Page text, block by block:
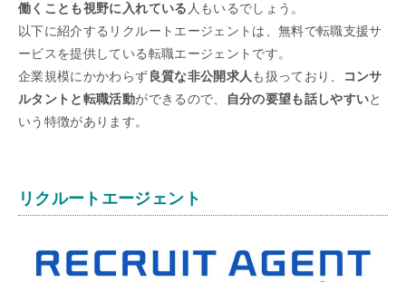
働くことも視野に入れている 人もいるでしょう。
以下に紹介するリクルートエージェントは、無料で転職支援サ
ービスを提供している転職エージェントです。
企業規模にかかわらず良質な非公開求人も扱っており、
コンサ
ルタントと転職活動ができるので、 自分の要望も話しやすいと
いう特徴があります。
リクルートエージェント